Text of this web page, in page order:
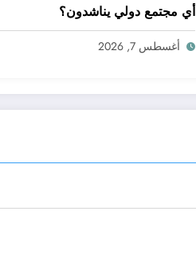
أي مجتمع دولي يناشدون؟
أغسطس 7, 2026